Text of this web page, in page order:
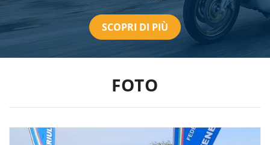
SCOPRI DI PIÙ
FOTO